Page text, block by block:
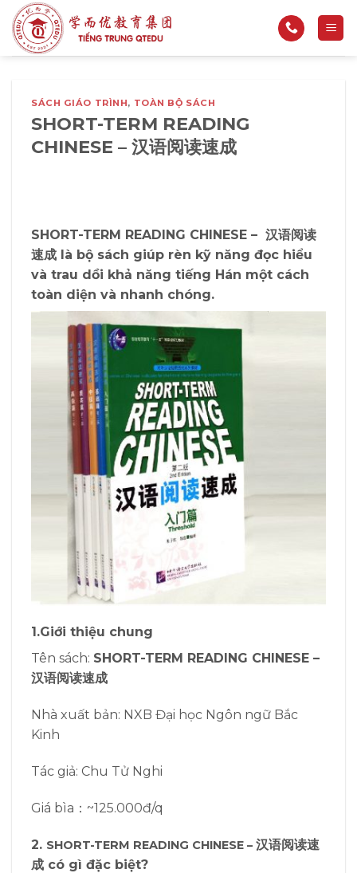
qua
nội
SÁCH GIÁO TRÌNH, TOÀN BỘ SÁCH
SHORT-TERM READING
CHINESE – 汉语阅读速成
SHORT-TERM READING CHINESE – 汉语阅读
速成 là bộ sách giúp rèn kỹ năng đọc hiểu
và trau dồi khả năng tiếng Hán một cách
toàn diện và nhanh chóng.
1.Giới thiệu chung
Tên sách: SHORT-TERM READING CHINESE –
汉语阅读速成
Nhà xuất bản: NXB Đại học Ngôn ngữ Bắc
Kinh
Tác giả: Chu Tử Nghi
Giá bìa：~125.000đ/q
2. SHORT-TERM READING CHINESE – 汉语阅读速
成 có gì đặc biệt?